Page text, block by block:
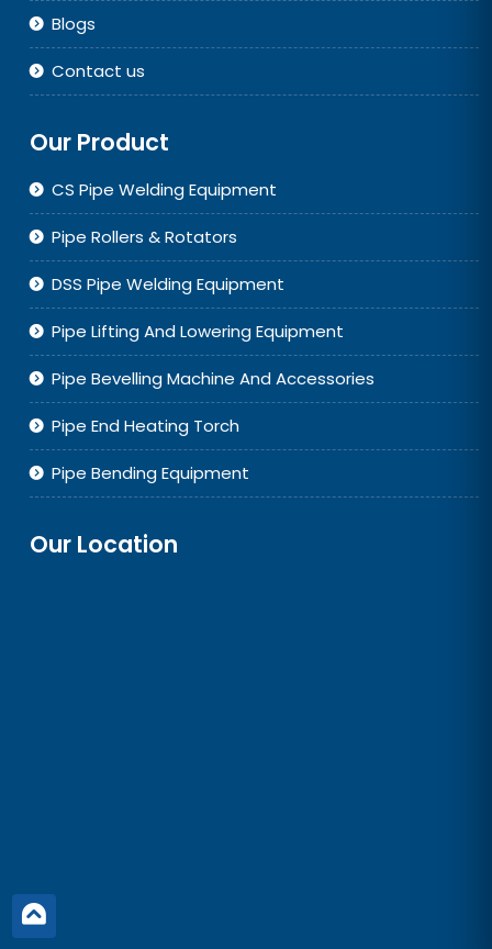
Blogs
Contact us
Our Product
CS Pipe Welding Equipment
Pipe Rollers & Rotators
DSS Pipe Welding Equipment
Pipe Lifting And Lowering Equipment
Pipe Bevelling Machine And Accessories
Pipe End Heating Torch
Pipe Bending Equipment
Our Location